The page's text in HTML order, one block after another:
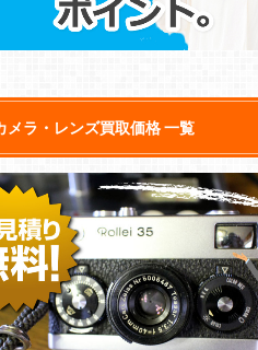
メラ・レンズ買取価格 一覧